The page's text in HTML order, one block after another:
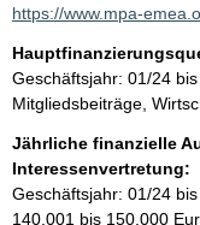
a
t
i
n
f
o
r
m
https://www.mpa-
Geschäftsjahr: 01/24
Mitgliedsbeiträge,
Jährliche finanzielle
Interessenvertretung:
Geschäftsjahr: 01/24
140.001 bis 150.000